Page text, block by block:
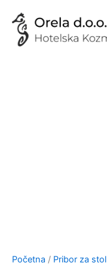
content
Početna / Pribor za stol